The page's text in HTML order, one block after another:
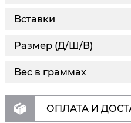
Вставки
Размер (Д/Ш/В)
Вес в граммах
ОПЛАТА И